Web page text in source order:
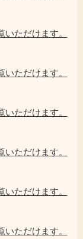
を
ただけます。
ただけます。
ただけます。
ただけます。
ただけます。
ただけます。